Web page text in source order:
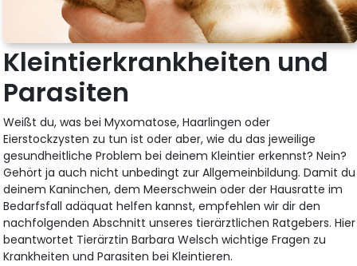
Kleintierkrankheiten und
Parasiten
Weißt du, was bei Myxomatose, Haarlingen oder
Eierstockzysten zu tun ist oder aber, wie du das jeweilige
gesundheitliche Problem bei deinem Kleintier erkennst? Nein?
Gehört ja auch nicht unbedingt zur Allgemeinbildung. Damit du
deinem Kaninchen, dem Meerschwein oder der Hausratte im
Bedarfsfall adäquat helfen kannst, empfehlen wir dir den
nachfolgenden Abschnitt unseres tierärztlichen Ratgebers. Hier
beantwortet Tierärztin Barbara Welsch wichtige Fragen zu
Krankheiten und Parasiten bei Kleintieren.